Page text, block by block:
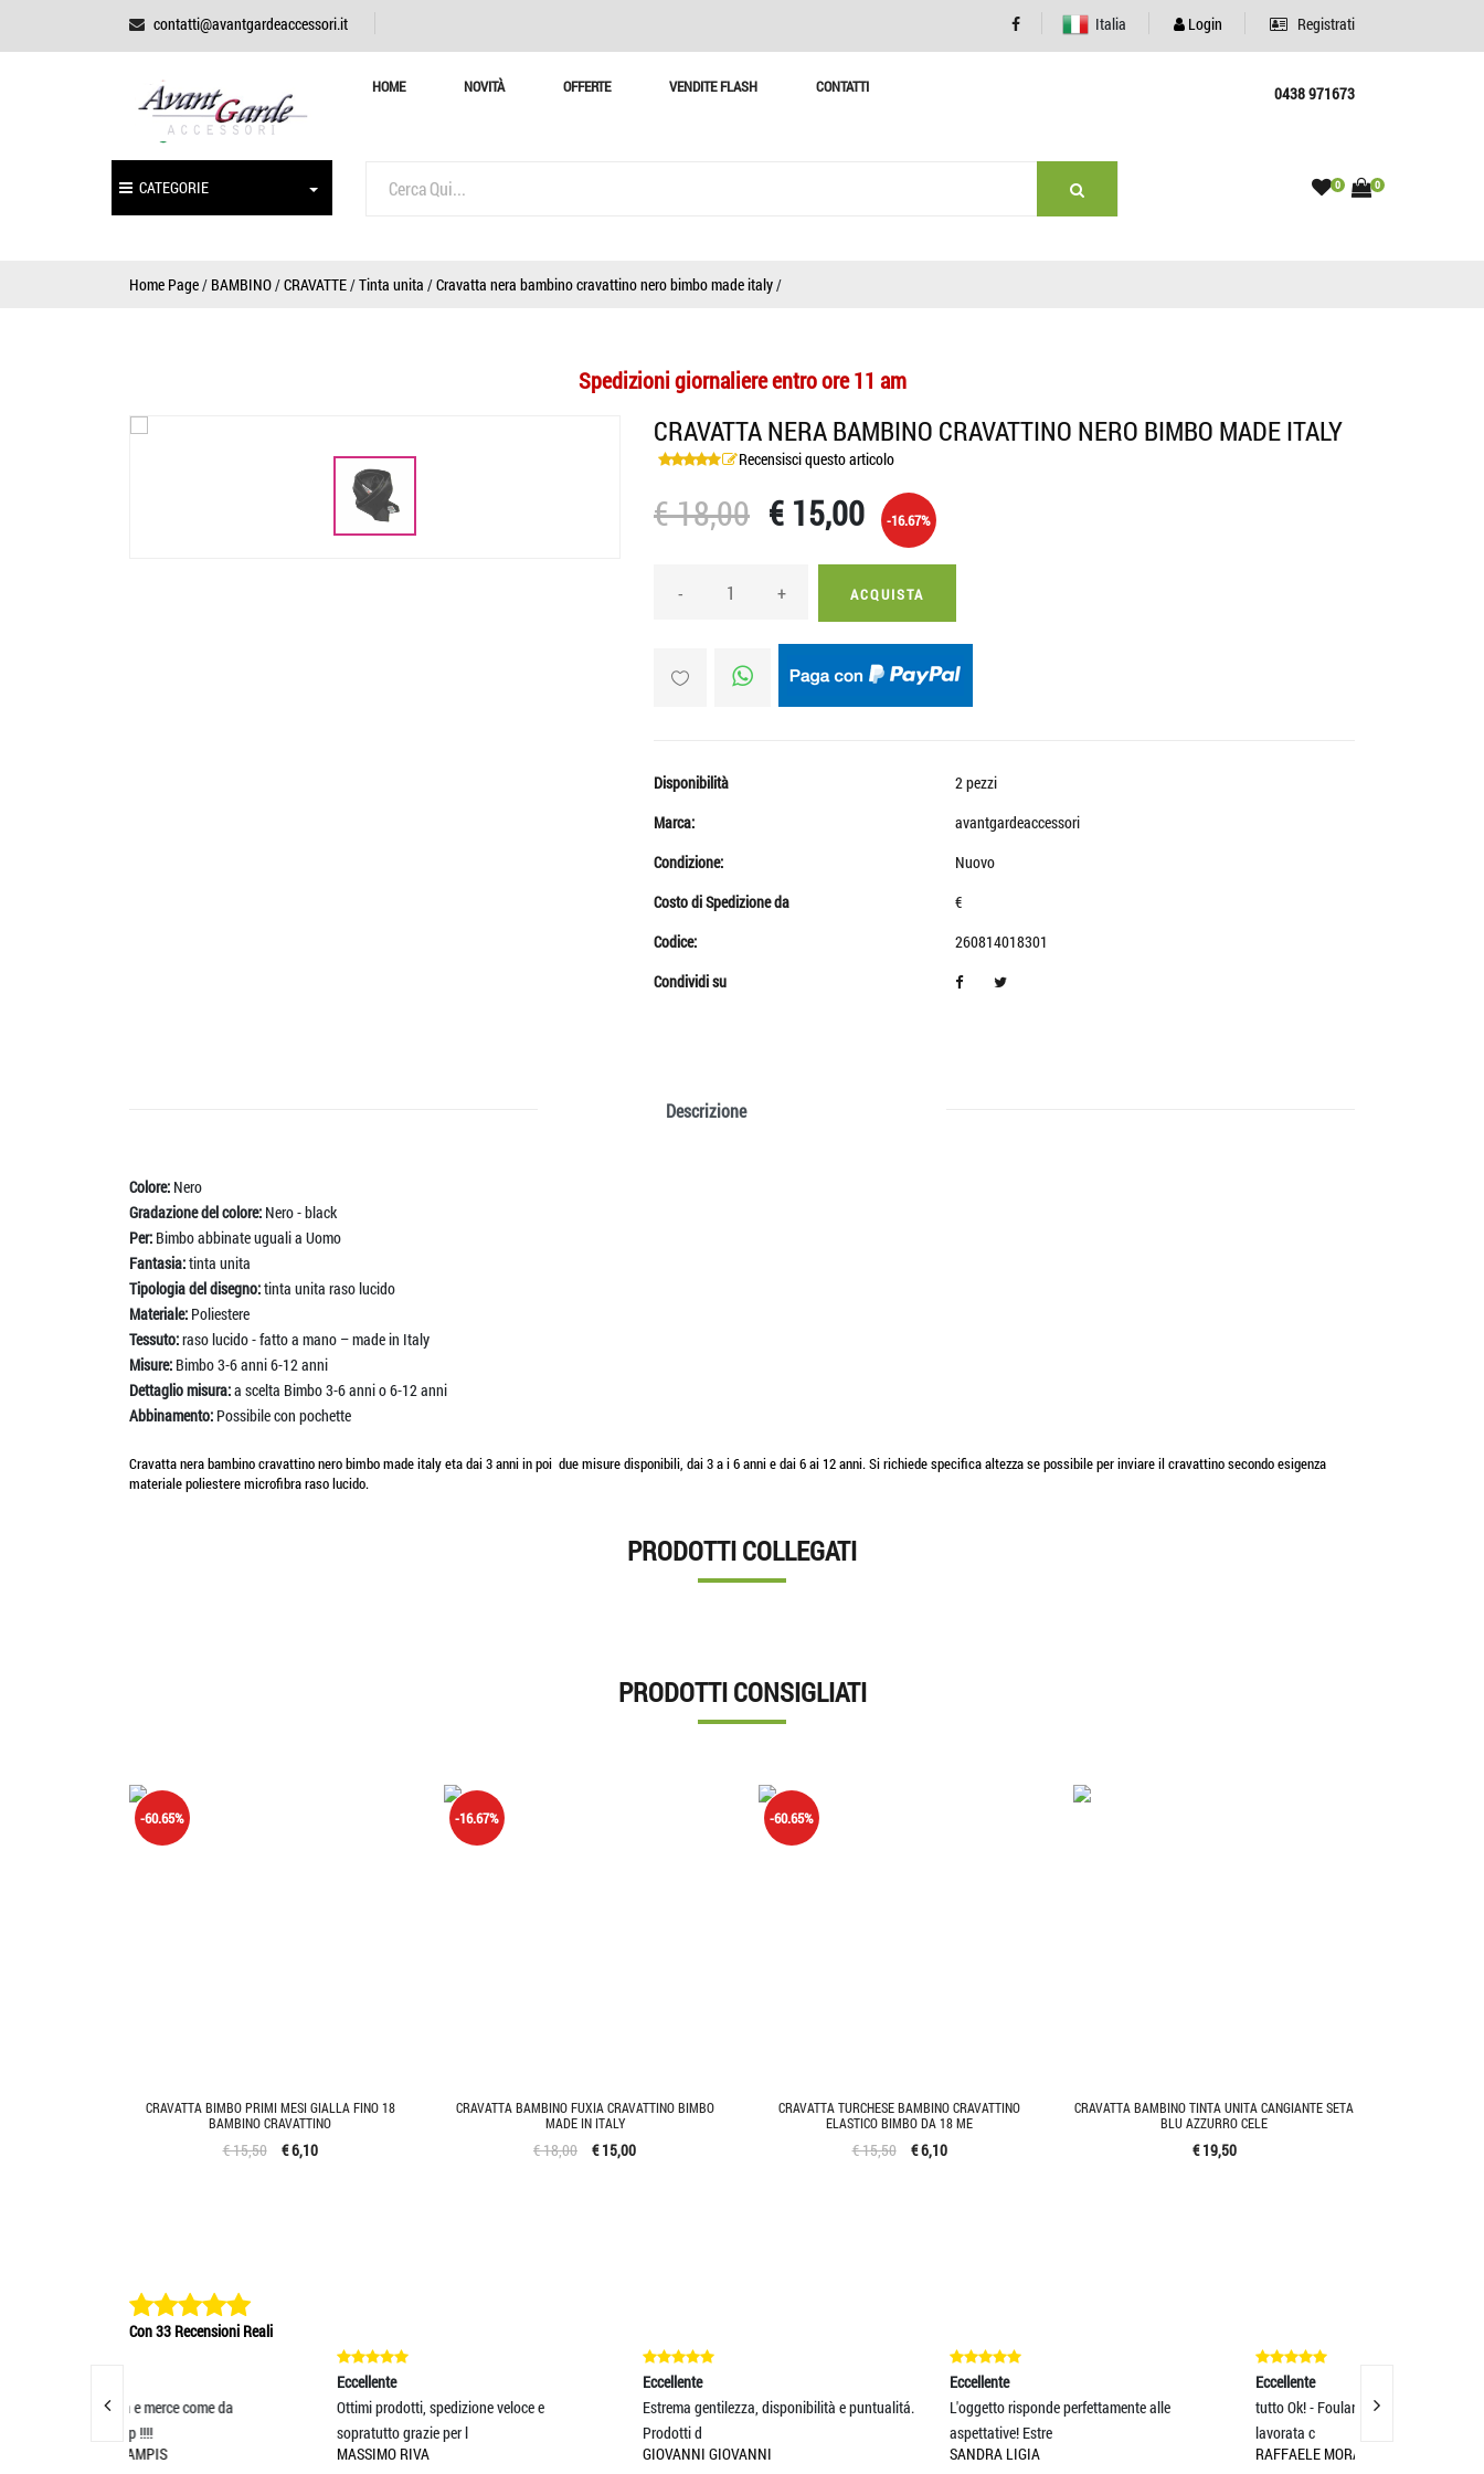
contatti@avantgardeaccessori.it Italia Login Registrati
HOME NOVITÀ OFFERTE VENDITE FLASH CONTATTI 0438 971673
CATEGORIE 0 0
Home Page/ BAMBINO/CRAVATTE/Tinta unita /Cravatta nera bambino cravattino nero bimbo made italy/
Spedizioni giornaliere entro ore 11 am
CRAVATTA NERA BAMBINO CRAVATTINO NERO BIMBO MADE ITALY
Recensisci questo articolo
€ 18,00 € 15,00 -16.67%
- + ACQUISTA
Disponibilità
2 pezzi
Marca:
avantgardeaccessori
Condizione:
Nuovo
Costo di Spedizione da
€
Codice:
260814018301
Condividi su
Descrizione
Colore: Nero
Gradazione del colore: Nero - black
Per: Bimbo abbinate uguali a Uomo
Fantasia:tinta unita
Tipologia del disegno:tinta unita raso lucido
Materiale: Poliestere
Tessuto:raso lucido - fatto a mano – made in Italy
Misure: Bimbo 3-6 anni 6-12 anni
Dettaglio misura:a scelta Bimbo 3-6 anni o 6-12 anni
Abbinamento: Possibile con pochette
Cravatta nera bambino cravattino nero bimbo made italy eta dai 3 anni in poi due misure disponibili, dai 3 a i 6 anni e dai 6 ai 12 anni. Si richiede specifica altezza se possibile per inviare il cravattino secondo esigenza
materiale poliestere microfibra raso lucido.
PRODOTTI COLLEGATI
PRODOTTI CONSIGLIATI
CRAVATTA BIMBO PRIMI MESI GIALLA FINO 18
BAMBINO CRAVATTINO
-60.65%
€ 15,50 € 6,10
CRAVATTA BAMBINO FUXIA CRAVATTINO BIMBO
MADE IN ITALY
-16.67%
€ 18,00 € 15,00
CRAVATTA TURCHESE BAMBINO CRAVATTINO
ELASTICO BIMBO DA 18 ME
-60.65%
€ 15,50 € 6,10
CRAVATTA BAMBINO TINTA UNITA CANGIANTE SETA
BLU AZZURRO CELE
€ 19,50
Con 33 Recensioni Reali
Ottimi prodotti, spedizione veloce e
MASSIMO RIVA
Estrema gentilezza, disponibilità e puntualitá.
Prodotti d
L'oggetto risponde perfettamente alle
tutto Ok! - Foulard stupendo ... seta di qualità